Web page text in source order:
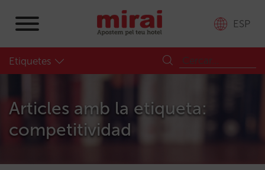
ESP
Etiquetes
Articles amb la etiqueta:
competitividad